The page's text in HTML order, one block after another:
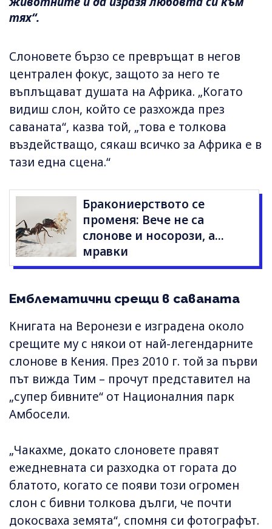
тях“.
Слоновете бързо се превръщат в негов
централен фокус, защото за него те
въплъщават душата на Африка. „Когато
видиш слон, който се разхожда през
саваната“, казва той, „това е толкова
въздействащо, сякаш всичко за Африка е в
тази една сцена.“
Бракониерството се
променя: Вече не са
слонове и носорози, а...
мравки
Емблематични срещи в саваната
Книгата на Веронези е изградена около
срещите му с някои от най-легендарните
слонове в Кения. През 2010 г. той за първи
път вижда Тим – прочут представител на
„супер бивните“ от Националния парк
Амбосели.
„Чакахме, докато слоновете правят
ежедневната си разходка от гората до
блатото, когато се появи този огромен
слон с бивни толкова дълги, че почти
докосваха земята“, спомня си фотографът.